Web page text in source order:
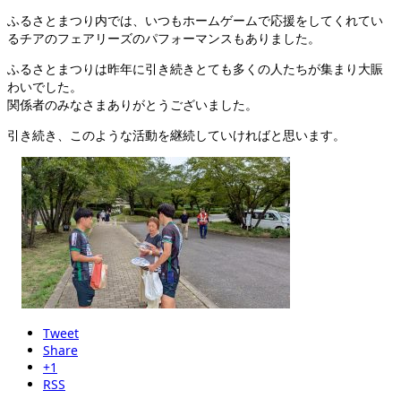
ふるさとまつり内では、いつもホームゲームで応援をしてくれてい
るチアのフェアリーズのパフォーマンスもありました。
ふるさとまつりは昨年に引き続きとても多くの人たちが集まり大賑
わいでした。
関係者のみなさまありがとうございました。
引き続き、このような活動を継続していければと思います。
Tweet
Share
+1
RSS